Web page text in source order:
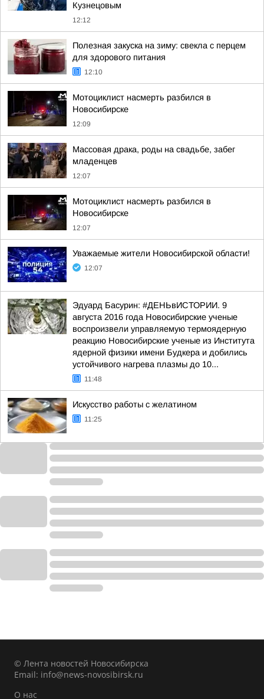
Кузнецовым
12:12
Полезная закуска на зиму: свекла с перцем
для здорового питания
12:10
Мотоциклист насмерть разбился в
Новосибирске
12:09
Массовая драка, роды на свадьбе, забег
младенцев
12:07
Мотоциклист насмерть разбился в
Новосибирске
12:07
Уважаемые жители Новосибирской области!
12:07
Эдуард Басурин: #ДЕНЬвИСТОРИИ. 9
августа 2016 года Новосибирские ученые
воспроизвели управляемую термоядерную
реакцию Новосибирские ученые из Института
ядерной физики имени Будкера и добились
устойчивого нагрева плазмы до 10...
11:48
Искусство работы с желатином
11:25
© Лента новостей Новосибирска
Email: info@news-novosibirsk.ru
О нас